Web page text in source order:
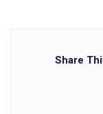
Share